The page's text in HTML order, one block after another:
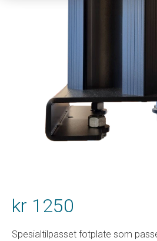
kr 1250
Spesialtilpasset fotplate som